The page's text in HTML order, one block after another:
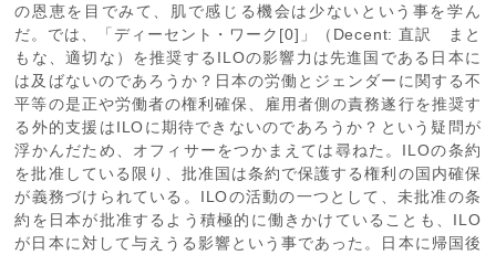
の恩恵を目でみて、肌で感じる機会は少ないという事を学ん
だ。では、「ディーセント・ワーク[0]」（Decent: 直訳 まと
もな、適切な）を推奨するILOの影響力は先進国である日本に
は及ばないのであろうか？日本の労働とジェンダーに関する不
平等の是正や労働者の権利確保、雇用者側の責務遂行を推奨す
る外的支援はILOに期待できないのであろうか？という疑問が
浮かんだため、オフィサーをつかまえては尋ねた。ILOの条約
を批准している限り、批准国は条約で保護する権利の国内確保
が義務づけられている。ILOの活動の一つとして、未批准の条
約を日本が批准するよう積極的に働きかけていることも、ILO
が日本に対して与えうる影響という事であった。日本に帰国後